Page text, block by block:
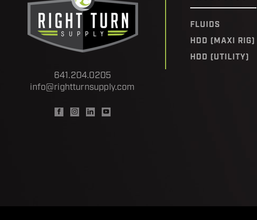
641.204.0205
info@rightturnsupply.com
FLUIDS
HDD (MAXI RIG)
HDD (UTILITY)